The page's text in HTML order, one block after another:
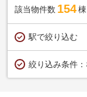
該当物件数 154棟
駅で絞り込む
絞り込み条件：